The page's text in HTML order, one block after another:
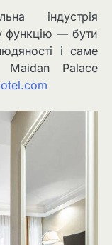
індустрія
функцію — бути
і саме
Maidan Palace